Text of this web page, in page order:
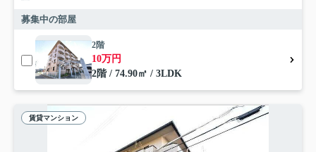
募集中の部屋
2階
10万円
2階 / 74.90㎡ / 3LDK
賃貸マンション